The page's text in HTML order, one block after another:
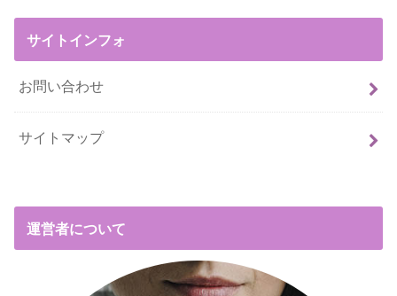
サイトインフォ
お問い合わせ
サイトマップ
運営者について